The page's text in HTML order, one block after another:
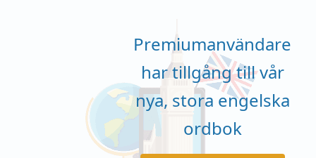
Premiumanvändare
har tillgång till vår
nya, stora engelska
ordbok